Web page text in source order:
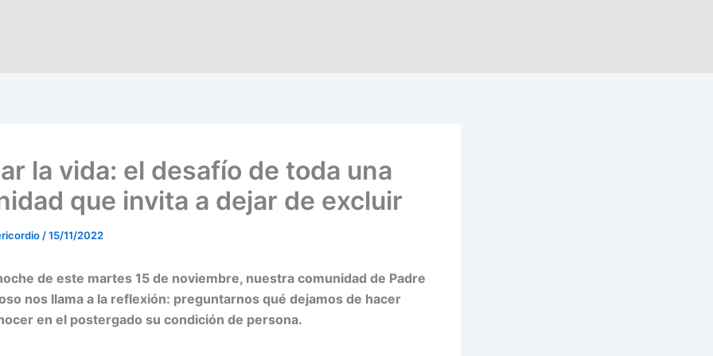
la vida: el desafío de toda una
que invita a dejar de excluir
/15/11/2022
de este martes 15 de noviembre, nuestra comunidad de Padre
nos llama a la reflexión: preguntarnos qué dejamos de hacer
en el postergado su condición de persona.